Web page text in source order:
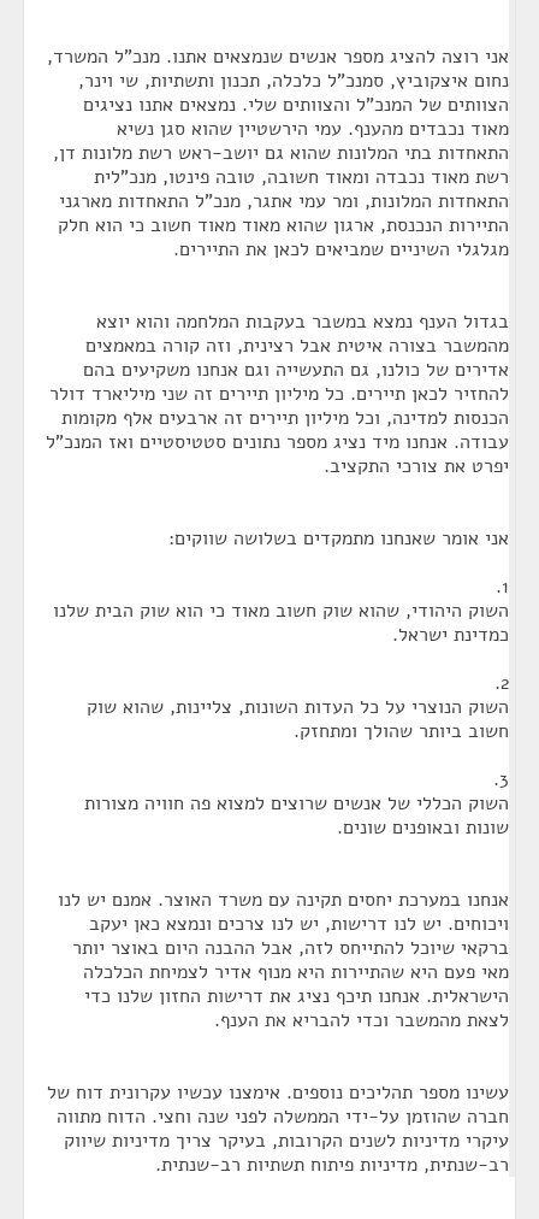
אני רוצה להציג מספר אנשים שנמצאים אתנו. מנכ"ל המשרד,
נחום איצקוביץ, סמנכ"ל כלכלה, תכנון ותשתיות, שי וינר,
הצוותים של המנכ"ל והצוותים שלי. נמצאים אתנו נציגים
מאוד נכבדים מהענף. עמי הירשטיין שהוא סגן נשיא
התאחדות בתי המלונות שהוא גם יושב-ראש רשת מלונות דן,
רשת מאוד נכבדה ומאוד חשובה, טובה פינטו, מנכ"לית
התאחדות המלונות, ומר עמי אתגר, מנכ"ל התאחדות מארגני
התיירות הנכנסת, ארגון שהוא מאוד מאוד חשוב כי הוא חלק
מגלגלי השיניים שמביאים לכאן את התיירים.
בגדול הענף נמצא במשבר בעקבות המלחמה והוא יוצא
מהמשבר בצורה איטית אבל רצינית, וזה קורה במאמצים
אדירים של כולנו, גם התעשייה וגם אנחנו משקיעים בהם
להחזיר לכאן תיירים. כל מיליון תיירים זה שני מיליארד דולר
הכנסות למדינה, וכל מיליון תיירים זה ארבעים אלף מקומות
עבודה. אנחנו מיד נציג מספר נתונים סטטיסטיים ואז המנכ"ל
יפרט את צורכי התקציב.
אני אומר שאנחנו מתמקדים בשלושה שווקים:
1.
השוק היהודי, שהוא שוק חשוב מאוד כי הוא שוק הבית שלנו
כמדינת ישראל.
2.
השוק הנוצרי על כל העדות השונות, צליינות, שהוא שוק
חשוב ביותר שהולך ומתחזק.
3.
השוק הכללי של אנשים שרוצים למצוא פה חוויה מצורות
שונות ובאופנים שונים.
אנחנו במערכת יחסים תקינה עם משרד האוצר. אמנם יש לנו
ויכוחים. יש לנו דרישות, יש לנו צרכים ונמצא כאן יעקב
ברקאי שיוכל להתייחס לזה, אבל ההבנה היום באוצר יותר
מאי פעם היא שהתיירות היא מנוף אדיר לצמיחת הכלכלה
הישראלית. אנחנו תיכף נציג את דרישות החזון שלנו כדי
לצאת מהמשבר וכדי להבריא את הענף.
עשינו מספר תהליכים נוספים. אימצנו עכשיו עקרונית דוח של
חברה שהוזמן על-ידי הממשלה לפני שנה וחצי. הדוח מתווה
עיקרי מדיניות לשנים הקרובות, בעיקר צריך מדיניות שיווק
רב-שנתית, מדיניות פיתוח תשתיות רב-שנתית.